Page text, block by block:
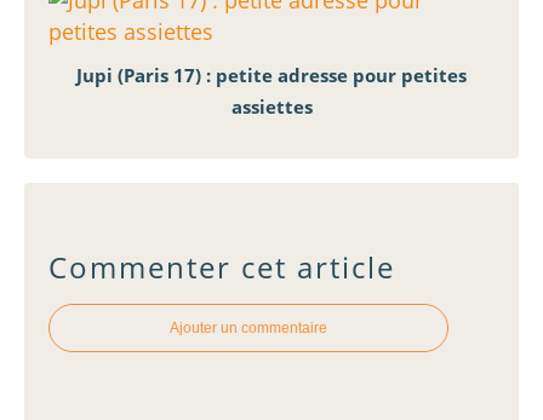
Jupi (Paris 17) : petite adresse pour petites
assiettes
Commenter cet article
Ajouter un commentaire